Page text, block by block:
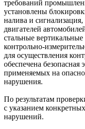
требований
установлены
налива и
двигателей
стальные
контрольно-
для осуществления
обеспечена безопасная
применяемых на
нарушения.
По результатам
с указанием
нарушений.